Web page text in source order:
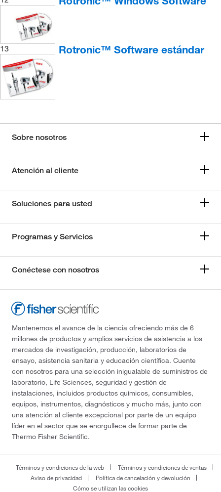
13 Rotronic™ Software estándar
Sobre nosotros
Atención al cliente
Soluciones para usted
Programas y Servicios
Conéctese con nosotros
Mantenemos el avance de la ciencia ofreciendo más de 6
millones de productos y amplios servicios de asistencia a los
mercados de investigación, producción, laboratorios de
ensayo, asistencia sanitaria y educación científica. Cuente
con nosotros para una selección inigualable de suministros de
laboratorio, Life Sciences, seguridad y gestión de
instalaciones, incluidos productos químicos, consumibles,
equipos, instrumentos, diagnósticos y mucho más, junto con
una atención al cliente excepcional por parte de un equipo
líder en el sector que se enorgullece de formar parte de
Thermo Fisher Scientific.
Términos y condiciones de la web
Términos y condiciones de ventas
Aviso de privacidad
Política de cancelación y devolución
Cómo se utilizan las cookies